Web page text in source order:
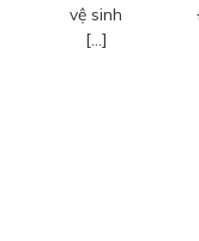
vệ sinh
[…]